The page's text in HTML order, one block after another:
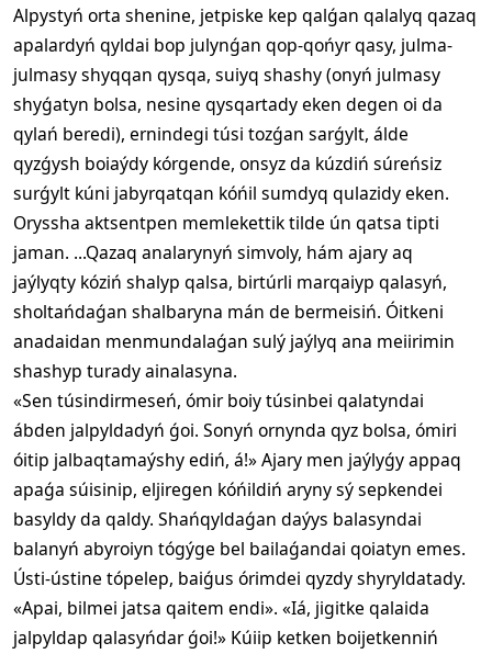
Alpystyń orta shenine, jetpiske kep qalǵan qalalyq qazaq
apalardyń qyldai bop julynǵan qop-qońyr qasy, julma-
julmasy shyqqan qysqa, suiyq shashy (onyń julmasy
shyǵatyn bolsa, nesine qysqartady eken degen oi da
qylań beredi), ernindegi túsi tozǵan sarǵylt, álde
qyzǵysh boiaýdy kórgende, onsyz da kúzdiń súreńsiz
surǵylt kúni jabyrqatqan kóńil sumdyq qulazidy eken.
Oryssha aktsentpen memlekettik tilde ún qatsa tipti
jaman. ...Qazaq analarynyń simvoly, hám ajary aq
jaýlyqty kóziń shalyp qalsa, birtúrli marqaiyp qalasyń,
sholtańdaǵan shalbaryna mán de bermeisiń. Óitkeni
anadaidan menmundalaǵan sulý jaýlyq ana meiirimin
shashyp turady ainalasyna.
«Sen túsindirmeseń, ómir boiy túsinbei qalatyndai
ábden jalpyldadyń ǵoi. Sonyń ornynda qyz bolsa, ómiri
óitip jalbaqtamaýshy ediń, á!» Ajary men jaýlyǵy appaq
apaǵa súisinip, eljiregen kóńildiń aryny sý sepkendei
basyldy da qaldy. Shańqyldaǵan daýys balasyndai
balanyń abyroiyn tógýge bel bailaǵandai qoiatyn emes.
Ústi-ústine tópelep, baiǵus órimdei qyzdy shyryldatady.
«Apai, bilmei jatsa qaitem endi». «Iá, jigitke qalaida
jalpyldap qalasyńdar ǵoi!» Kúiip ketken boijetkenniń